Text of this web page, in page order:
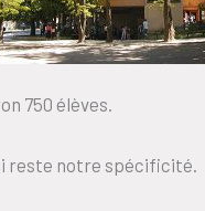
750 élèves.
reste notre spécificité.